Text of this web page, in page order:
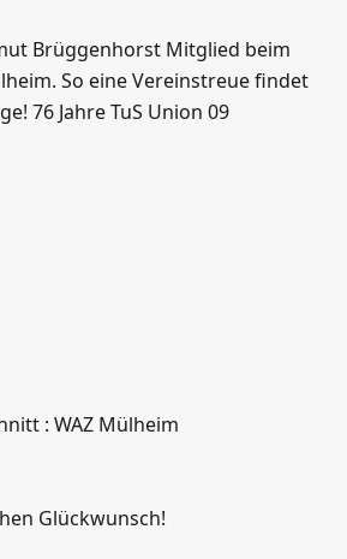
Brüggenhorst Mitglied beim
So eine Vereinstreue findet
76 Jahre TuS Union 09
: WAZ Mülheim
Glückwunsch!